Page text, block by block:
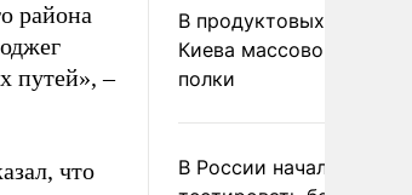
района
путей», –
что
В продуктовых
Киева массово
полки
В России начали